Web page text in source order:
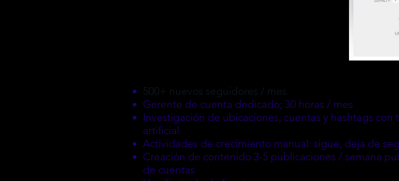
500+ nuevos seguidores / mes
Gerente de cuenta dedicado; 30 horas / mes
Investigación de ubicaciones, cuentas y hashtags
artificial
Actividades de crecimiento manual: sigue, deja de
Creación de contenido 3-5 publicaciones / semana
de cuentas